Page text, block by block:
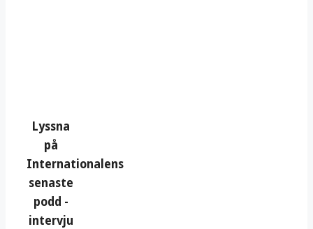
Lyssna
på
Internationalens
senaste
podd -
intervju